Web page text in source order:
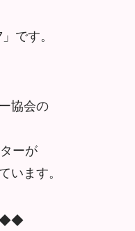
です。
協会の
ーが
います。
◆◆